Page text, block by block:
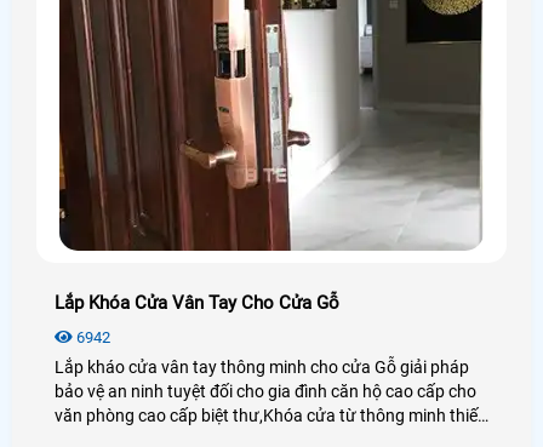
Lắp Khóa Cửa Vân Tay Cho Cửa Gỗ
6942
Lắp kháo cửa vân tay thông minh cho cửa Gỗ giải pháp
bảo vệ an ninh tuyệt đối cho gia đình căn hộ cao cấp cho
văn phòng cao cấp biệt thư,Khóa cửa từ thông minh thiết